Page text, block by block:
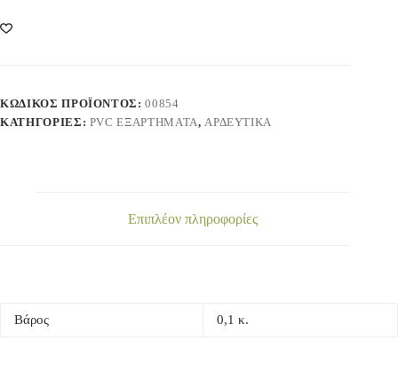
ΚΩΔΙΚΌΣ ΠΡΟΪΌΝΤΟΣ:00854
ΚΑΤΗΓΟΡΊΕΣ: PVC ΕΞΑΡΤΗΜΑΤΑ, ΑΡΔΕΥΤΙΚΑ
Επιπλέον πληροφορίες
Βάρος 0,1 κ.